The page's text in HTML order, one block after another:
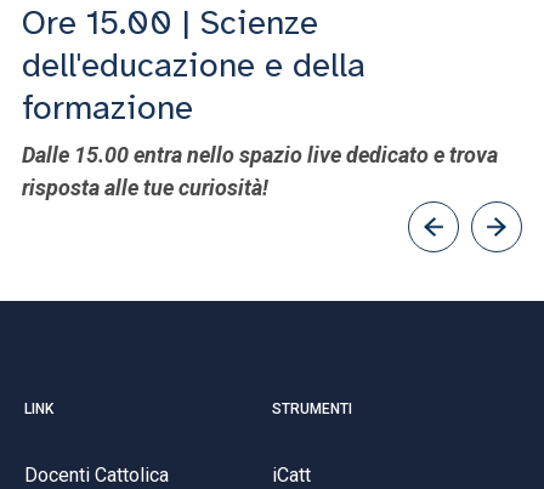
Ore 15.00 | Scienze
dell'educazione e della
formazione
Dalle 15.00 entra nello spazio live dedicato e trova
risposta alle tue curiosità!
LINK
Docenti Cattolica
STRUMENTI
iCatt